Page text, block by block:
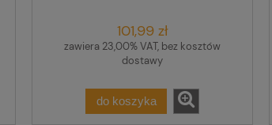
101,99 zł
zawiera 23,00% VAT, bez kosztów
dostawy
do koszyka